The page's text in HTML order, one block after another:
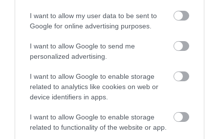
I want to allow my user data to be sent to
Google for online advertising purposes.
I want to allow Google to send me
personalized advertising.
I want to allow Google to enable storage
related to analytics like cookies on web or
device identifiers in apps.
I want to allow Google to enable storage
related to functionality of the website or app.
2026. augusztus 08 Mindenki ügye
ÚJ MAGYAR KÜLÜGYI STRATÉGIA KÉSZÜL,
TELJES SZAKÍTÁS JÖN A...
2026. augusztus 08|Mindenki ügye